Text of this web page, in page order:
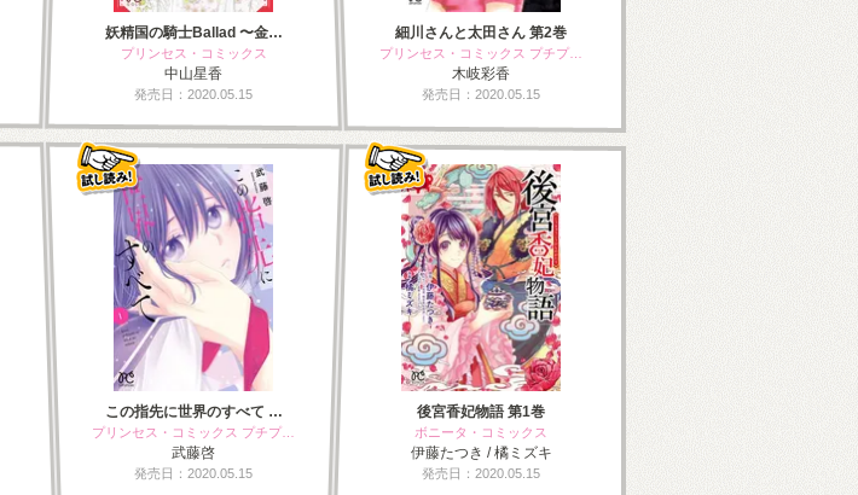
妖精国の騎士Ballad 〜金…
プリンセス・コミックス
中山星香
発売日：2020.05.15
細川さんと太田さん 第2巻
プリンセス・コミックス プチプ…
木岐彩香
発売日：2020.05.15
この指先に世界のすべて …
プリンセス・コミックス プチプ…
武藤啓
発売日：2020.05.15
後宮香妃物語 第1巻
ボニータ・コミックス
伊藤たつき / 橘ミズキ
発売日：2020.05.15